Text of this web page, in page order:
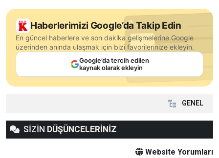
Haberlerimizi Google’da Takip Edin
En güncel haberlere ve son dakika gelişmelerine Google
üzerinden anında ulaşmak için bizi favorilerinize ekleyin.
Google’da tercih edilen
kaynak olarak ekleyin
GENEL
SİZİN DÜŞÜNCELERİNİZ
Website Yorumları